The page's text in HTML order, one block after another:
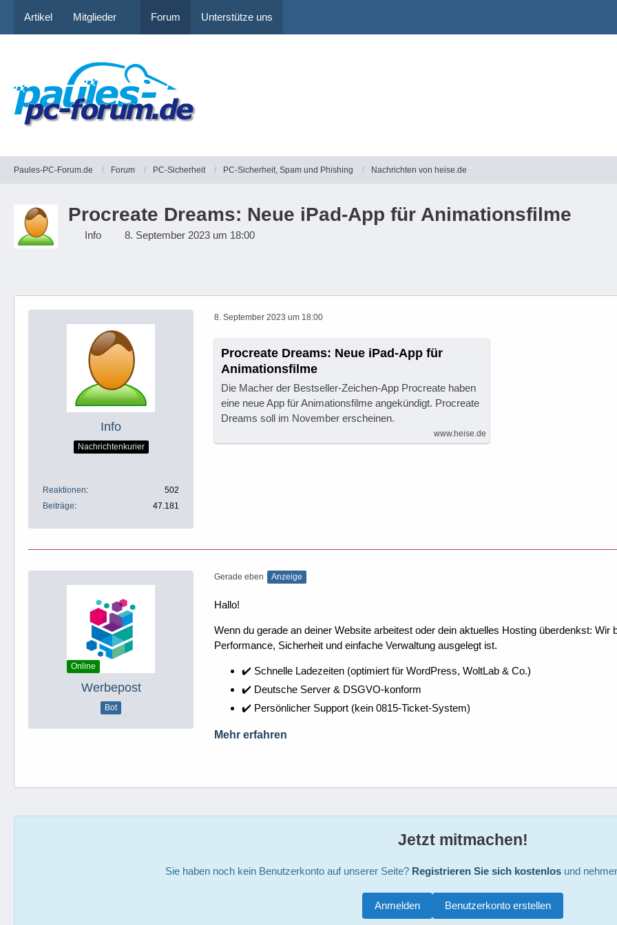
Artikel Mitglieder Forum Unterstütze uns
Paules-PC-Forum.de Forum PC-Sicherheit PC-Sicherheit, Spam und Phishing Nachrichten von heise.de
Procreate Dreams: Neue iPad-App für Animationsfilme
Info 8. September 2023 um 18:00
Info
Nachrichtenkurier
Reaktionen
502
Beiträge
47.181
8. September 2023 um 18:00
Procreate Dreams: Neue iPad-App für
Animationsfilme
Die Macher der Bestseller-Zeichen-App Procreate haben
eine neue App für Animationsfilme angekündigt. Procreate
Dreams soll im November erscheinen.
www.heise.de
Online
Werbepost
Bot
Gerade eben Anzeige
Hallo!
Wenn du gerade an deiner Website arbeitest oder dein aktuelles Hosting überdenkst:
Performance, Sicherheit und einfache Verwaltung ausgelegt ist.
✔️ Schnelle Ladezeiten (optimiert für WordPress, WoltLab & Co.)
✔️ Deutsche Server & DSGVO-konform
✔️ Persönlicher Support (kein 0815-Ticket-System)
Mehr erfahren
Jetzt mitmachen!
Sie haben noch kein Benutzerkonto auf unserer Seite? Registrieren Sie sich kostenlosund
Benutzerkonto erstellen
Anmelden